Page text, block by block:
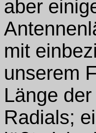
aber
mit
unserem
Länge
Radials;